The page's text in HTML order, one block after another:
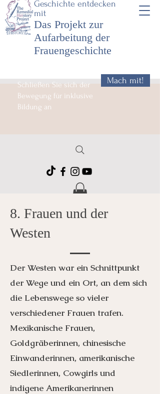
Geschichte entdecken
mit
Das Projekt zur
Aufarbeitung der
Frauengeschichte
Schließen Sie sich der
Bewegung für inklusive
Bildung an
Mach mit!
8. Frauen und der
Westen
Der Westen war ein Schnittpunkt
der Wege und ein Ort, an dem sich
die Lebenswege so vieler
verschiedener Frauen trafen.
Mexikanische Frauen,
Goldgräberinnen, chinesische
Einwanderinnen, amerikanische
Siedlerinnen, Cowgirls und
indigene Amerikanerinnen